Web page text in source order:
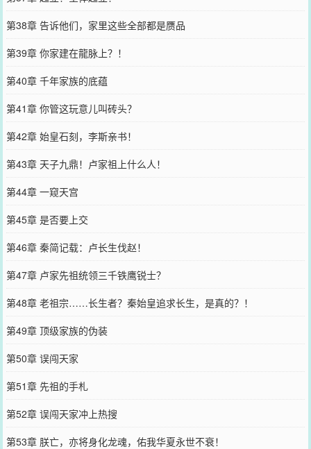
第38章 告诉他们，家里这些全部都是赝品
第39章 你家建在龍脉上？！
第40章 千年家族的底蕴
第41章 你管这玩意儿叫砖头？
第42章 始皇石刻，李斯亲书！
第43章 天子九鼎！卢家祖上什么人！
第44章 一窥天宫
第45章 是否要上交
第46章 秦简记载：卢长生伐赵！
第47章 卢家先祖统领三千铁鹰锐士？
第48章 老祖宗……长生者？秦始皇追求长生，是真的？！
第49章 顶级家族的伪装
第50章 误闯天家
第51章 先祖的手札
第52章 误闯天家冲上热搜
第53章 朕亡，亦将身化龙魂，佑我华夏永世不衰！